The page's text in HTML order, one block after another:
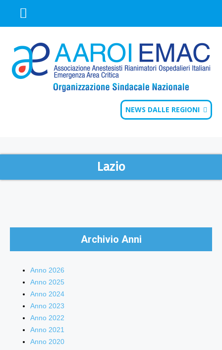
NEWS DALLE REGIONI
Lazio
Archivio Anni
Anno 2026
Anno 2025
Anno 2024
Anno 2023
Anno 2022
Anno 2021
Anno 2020